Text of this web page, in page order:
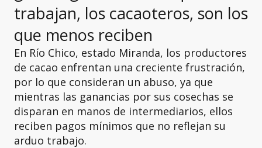
trabajan, los cacaoteros, son los
que menos reciben
En Río Chico, estado Miranda, los productores
de cacao enfrentan una creciente frustración,
por lo que consideran un abuso, ya que
mientras las ganancias por sus cosechas se
disparan en manos de intermediarios, ellos
reciben pagos mínimos que no reflejan su
arduo trabajo.